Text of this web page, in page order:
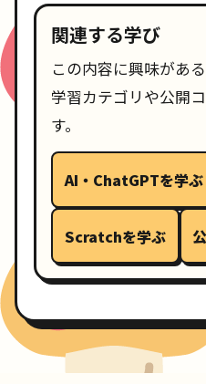
関連する学び
この内容に興味があ
学習カテゴリや公開
す。
AI・ChatGPTを学ぶ
Scratchを学ぶ